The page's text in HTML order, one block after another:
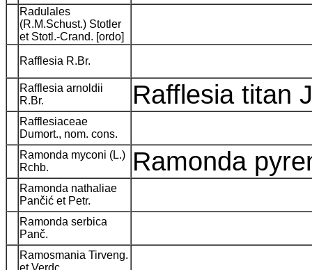
Radulales
(R.M.Schust.) Stotler
et Stotl.-Crand. [ordo]
Rafflesia R.Br.
Rafflesia arnoldii
R.Br.
Rafflesia titan
Rafflesiaceae
Dumort., nom. cons.
Ramonda myconi (L.)
Rchb.
Ramonda
Ramonda nathaliae
Pančić et Petr.
Ramonda serbica
Panč.
Ramosmania Tirveng.
et Verdc.